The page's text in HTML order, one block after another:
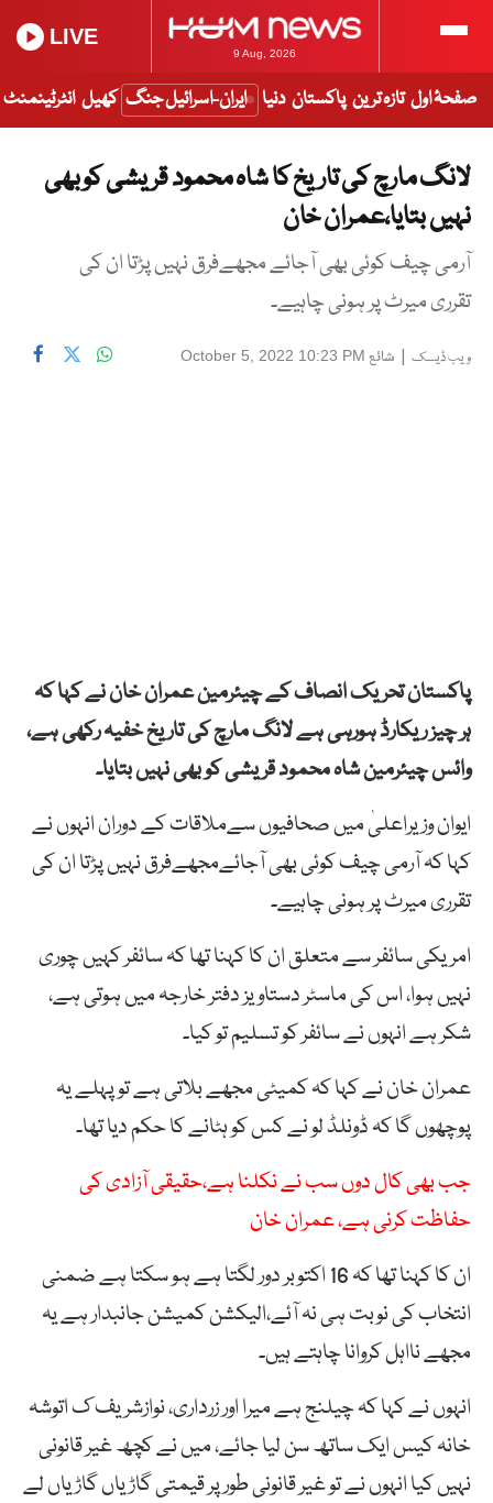
9 Aug, 2026
LIVE
صفحۂ اول تازہ ترین پاکستان دنیا ایران-اسرائیل جنگ کھیل انٹرٹینمنٹ
لانگ مارچ کی تاریخ کا شاہ محمود قریشی کو بھی
نہیں بتایا،عمران خان
آرمی چیف کوئی بھی آجائے مجھےفرق نہیں پڑتا ان کی
تقرری میرٹ پر ہونی چاہیے۔
ویب ڈیسک | شائع October 5, 2022 10:23 PM
پاکستان تحریک انصاف کے چیئرمین عمران خان نے کہا کہ
ہر چیز ریکارڈ ہورہی ہے لانگ مارچ کی تاریخ خفیہ رکھی ہے،
وائس چیئرمین شاہ محمود قریشی کو بھی نہیں بتایا۔
ایوان وزیراعلیٰ میں صحافیوں سےملاقات کے دوران انہوں نے
کہا کہ آرمی چیف کوئی بھی آجائےمجھےفرق نہیں پڑتا ان کی
تقرری میرٹ پر ہونی چاہیے۔
امریکی سائفر سے متعلق ان کا کہنا تھا کہ سائفر کہیں چوری
نہیں ہوا، اس کی ماسٹر دستاویز دفتر خارجہ میں ہوتی ہے،
شکر ہے انہوں نے سائفر کو تسلیم تو کیا۔
عمران خان نے کہا کہ کمیٹی مجھے بلاتی ہے تو پہلے یہ
پوچھوں گا کہ ڈونلڈ لو نے کس کو ہٹانے کا حکم دیا تھا۔
جب بھی کال دوں سب نے نکلنا ہے،حقیقی آزادی کی
حفاظت کرنی ہے، عمران خان
ان کا کہنا تھا کہ 16 اکتوبر دور لگتا ہے ہو سکتا ہے ضمنی
انتخاب کی نوبت ہی نہ آئے،الیکشن کمیشن جانبدار ہے یہ
مجھے نااہل کروانا چاہتے ہیں۔
انہوں نے کہا کہ چیلنج ہے میرا اور زرداری، نوازشریف ک اتوشہ
خانہ کیس ایک ساتھ سن لیا جائے، میں نے کچھ غیر قانونی
نہیں کیا انہوں نے تو غیر قانونی طور پر قیمتی گاڑیاں گاڑیاں لے